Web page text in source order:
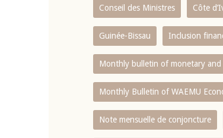
Conseil des Ministres Côte
Guinée-Bissau Inclusion
Monthly bulletin of monetary
Monthly Bulletin of WAEMU
Note mensuelle de conjoncture